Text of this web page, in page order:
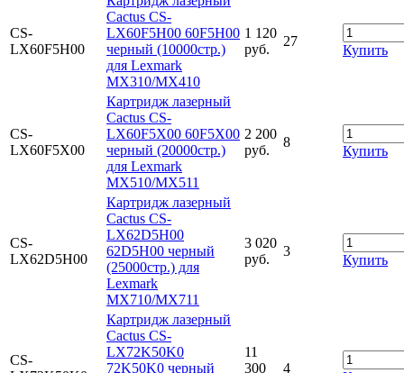
CS-
LX60F5H00
Cactus CS-
LX60F5H00 60F5H00
черный (10000стр.)
для Lexmark
MX310/MX410
1 120
руб.
27
Купить
CS-
LX60F5X00
Картридж лазерный
Cactus CS-
LX60F5X00 60F5X00
черный (20000стр.)
для Lexmark
MX510/MX511
2 200
руб.
8
Купить
CS-
LX62D5H00
Картридж лазерный
Cactus CS-
LX62D5H00
62D5H00 черный
(25000стр.) для
Lexmark
MX710/MX711
3 020
руб.
3
Купить
CS-
Картридж лазерный
Cactus CS-
LX72K50K0
72K50K0 черный
11
300
4